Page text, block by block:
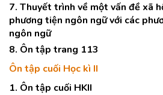
7. Thuyết trình về một vấn đề xã
phương tiện ngôn ngữ với các
ngôn ngữ
8. Ôn tập trang 113
Ôn tập cuối Học kì II
1. Ôn tập cuối HKII